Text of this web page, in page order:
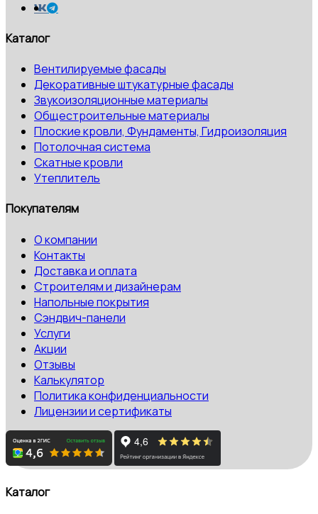
Каталог
Вентилируемые фасады
Декоративные штукатурные фасады
Звукоизоляционные материалы
Общестроительные материалы
Плоские кровли, Фундаменты, Гидроизоляция
Потолочная система
Скатные кровли
Утеплитель
Покупателям
О компании
Контакты
Доставка и оплата
Строителям и дизайнерам
Напольные покрытия
Сэндвич-панели
Услуги
Акции
Отзывы
Калькулятор
Политика конфиденциальности
Лицензии и сертификаты
Каталог